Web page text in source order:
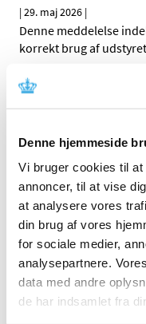
Denne hjemmeside
Vi bruger cookies til
annoncer, til at vise
at analysere vores
din brug af vores
for sociale medier,
analysepartnere.
data med andre
de har indsamlet fra
|29. maj 2026 |
Denne meddelelse
korrekt brug af
Getinge
Getinge 88-5
18. juni 2026
Denne meddelelse
udstyret, der kræver
Emner
Medicinsk udstyr